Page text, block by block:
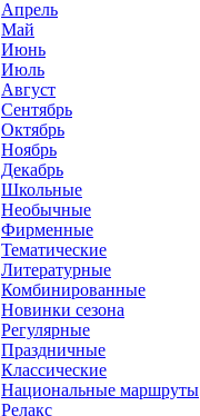
Апрель
Май
Июнь
Июль
Август
Сентябрь
Октябрь
Ноябрь
Декабрь
Школьные
Необычные
Фирменные
Тематические
Литературные
Комбинированные
Новинки сезона
Регулярные
Праздничные
Классические
Национальные маршруты
Релакс